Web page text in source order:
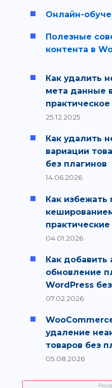
Онлайн-
Полезные
контента в
Как удалить
мета данные
25.12.2025
Как удалить
вариации
без плагинов
14.06.2026
Как избежать
04.01.2026
Как добавить
обновление
WordPress
07.02.2026
удаление
товаров без
05.08.2026